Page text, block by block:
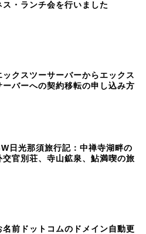
ス・ランチ会を行いました
ックスツーサーバーからエックス
ーバーへの契約移転の申し込み方
日光那須旅行記：中禅寺湖畔の
交官別荘、寺山鉱泉、鮎満喫の旅
名前ドットコムのドメイン自動更